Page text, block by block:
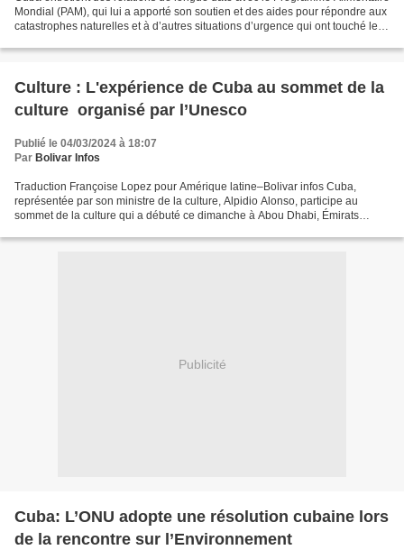
Mondial (PAM), qui lui a apporté son soutien et des aides pour répondre aux
catastrophes naturelles et à d’autres situations d’urgence qui ont touché le
Culture : L'expérience de Cuba au sommet de la
culture organisé par l’Unesco
Publié le 04/03/2024 à 18:07
Par Bolivar Infos
Traduction Françoise Lopez pour Amérique latine–Bolivar infos Cuba,
représentée par son ministre de la culture, Alpidio Alonso, participe au
sommet de la culture qui a débuté ce dimanche à Abou Dhabi, Émirats
Publicité
Cuba: L’ONU adopte une résolution cubaine lors
de la rencontre sur l’Environnement